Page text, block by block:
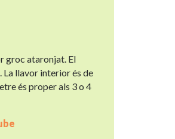
groc ataronjat. El
La llavor interior és de
és proper als 3 o 4